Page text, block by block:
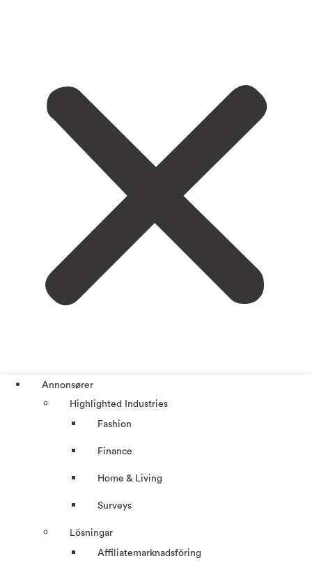
Annonsører
Highlighted Industries
Fashion
Finance
Home & Living
Surveys
Lösningar
Affiliatemarknadsföring